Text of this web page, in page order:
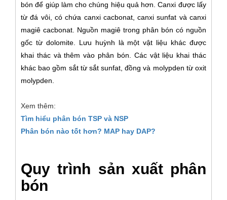
bón để giúp làm cho chúng hiệu quả hơn. Canxi được lấy
từ đá vôi, có chứa canxi cacbonat, canxi sunfat và canxi
magiê cacbonat. Nguồn magiê trong phân bón có nguồn
gốc từ dolomite. Lưu huỳnh là một vật liệu khác được
khai thác và thêm vào phân bón. Các vật liệu khai thác
khác bao gồm sắt từ sắt sunfat, đồng và molypden từ oxit
molypden.
Xem thêm:
Tìm hiểu phân bón TSP và NSP
Phân bón nào tốt hơn? MAP hay DAP?
Quy trình sản xuất phân
bón